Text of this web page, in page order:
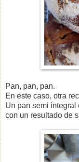
Pan, pan, pan.
En este caso, otra
Un pan semi integral
con un resultado de